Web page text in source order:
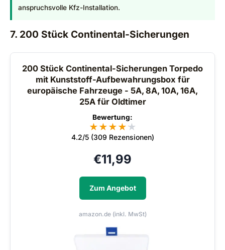
anspruchsvolle Kfz-Installation.
7. 200 Stück Continental-Sicherungen
200 Stück Continental-Sicherungen Torpedo
mit Kunststoff-Aufbewahrungsbox für
europäische Fahrzeuge - 5A, 8A, 10A, 16A,
25A für Oldtimer
Bewertung:
★★★★★
★
4.2/5 (309 Rezensionen)
€11,99
Zum Angebot
amazon.de (inkl. MwSt)